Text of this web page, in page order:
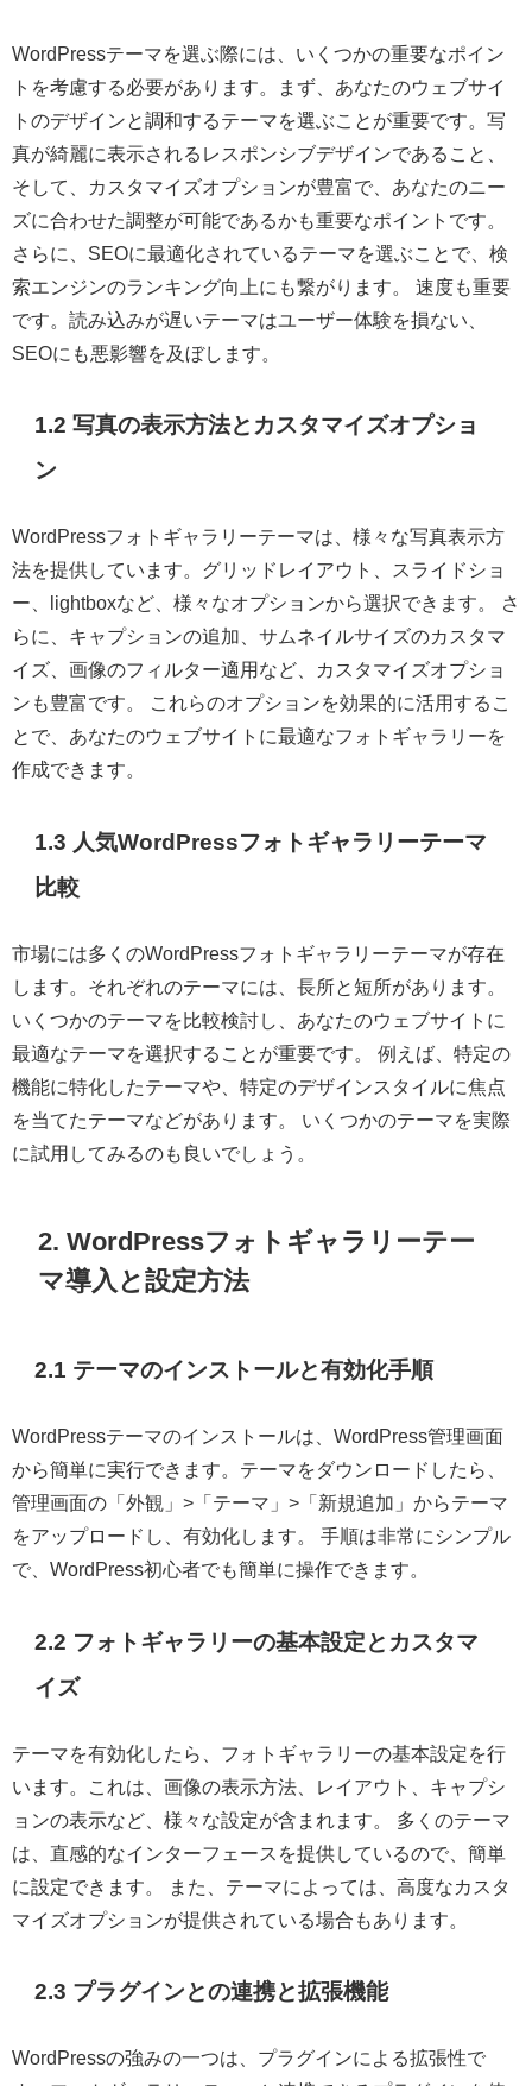
WordPressテーマを選ぶ際には、いくつかの重要なポイン
トを考慮する必要があります。まず、あなたのウェブサイ
トのデザインと調和するテーマを選ぶことが重要です。写
真が綺麗に表示されるレスポンシブデザインであること、
そして、カスタマイズオプションが豊富で、あなたのニー
ズに合わせた調整が可能であるかも重要なポイントです。
さらに、SEOに最適化されているテーマを選ぶことで、検
索エンジンのランキング向上にも繋がります。 速度も重要
です。読み込みが遅いテーマはユーザー体験を損ない、
SEOにも悪影響を及ぼします。
1.2 写真の表示方法とカスタマイズオプショ
ン
WordPressフォトギャラリーテーマは、様々な写真表示方
法を提供しています。グリッドレイアウト、スライドショ
ー、lightboxなど、様々なオプションから選択できます。 さ
らに、キャプションの追加、サムネイルサイズのカスタマ
イズ、画像のフィルター適用など、カスタマイズオプショ
ンも豊富です。 これらのオプションを効果的に活用するこ
とで、あなたのウェブサイトに最適なフォトギャラリーを
作成できます。
1.3 人気WordPressフォトギャラリーテーマ
比較
市場には多くのWordPressフォトギャラリーテーマが存在
します。それぞれのテーマには、長所と短所があります。
いくつかのテーマを比較検討し、あなたのウェブサイトに
最適なテーマを選択することが重要です。 例えば、特定の
機能に特化したテーマや、特定のデザインスタイルに焦点
を当てたテーマなどがあります。 いくつかのテーマを実際
に試用してみるのも良いでしょう。
2. WordPressフォトギャラリーテー
マ導入と設定方法
2.1 テーマのインストールと有効化手順
WordPressテーマのインストールは、WordPress管理画面
から簡単に実行できます。テーマをダウンロードしたら、
管理画面の「外観」>「テーマ」>「新規追加」からテーマ
をアップロードし、有効化します。 手順は非常にシンプル
で、WordPress初心者でも簡単に操作できます。
2.2 フォトギャラリーの基本設定とカスタマ
イズ
テーマを有効化したら、フォトギャラリーの基本設定を行
います。これは、画像の表示方法、レイアウト、キャプシ
ョンの表示など、様々な設定が含まれます。 多くのテーマ
は、直感的なインターフェースを提供しているので、簡単
に設定できます。 また、テーマによっては、高度なカスタ
マイズオプションが提供されている場合もあります。
2.3 プラグインとの連携と拡張機能
WordPressの強みの一つは、プラグインによる拡張性で